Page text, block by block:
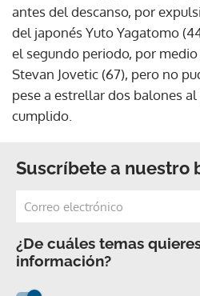
antes del descanso, por
del japonés Yuto Yagatomo
el segundo periodo, por
Stevan Jovetic (67), pero no
pese a estrellar dos balones
cumplido.
Suscríbete a nuestro
¿De cuáles temas
información?